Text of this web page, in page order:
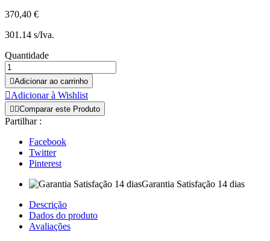
370,40 €
301.14 s/Iva.
Quantidade
Adicionar ao carrinho
Adicionar à Wishlist
 Comparar este Produto
Partilhar :
Facebook
Twitter
Pinterest
Garantia Satisfação 14 dias
Descrição
Dados do produto
Avaliações